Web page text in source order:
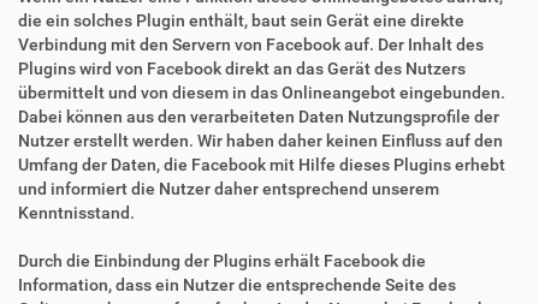
die ein solches Plugin enthält, baut sein Gerät eine direkte
Verbindung mit den Servern von Facebook auf. Der Inhalt des
Plugins wird von Facebook direkt an das Gerät des Nutzers
übermittelt und von diesem in das Onlineangebot eingebunden.
Dabei können aus den verarbeiteten Daten Nutzungsprofile der
Nutzer erstellt werden. Wir haben daher keinen Einfluss auf den
Umfang der Daten, die Facebook mit Hilfe dieses Plugins erhebt
und informiert die Nutzer daher entsprechend unserem
Kenntnisstand.
Durch die Einbindung der Plugins erhält Facebook die
Information, dass ein Nutzer die entsprechende Seite des